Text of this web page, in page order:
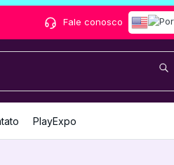
Fale conosco
PlayExpo